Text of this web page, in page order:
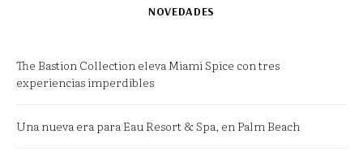
NOVEDADES
The Bastion Collection eleva Miami Spice con tres
experiencias imperdibles
Una nueva era para Eau Resort & Spa, en Palm Beach